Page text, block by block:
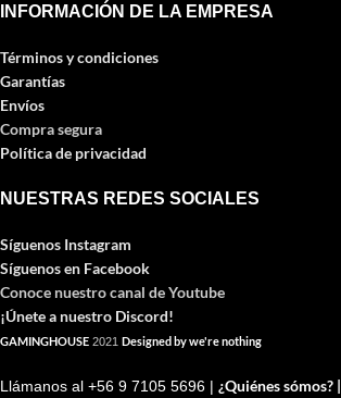
INFORMACIÓN DE LA EMPRESA
Términos y condiciones
Garantías
Envíos
Compra segura
Política de privacidad
NUESTRAS REDES SOCIALES
Síguenos Instagram
Síguenos en Facebook
Conoce nuestro canal de Youtube
¡Únete a nuestro Discord!
GAMINGHOUSE 2021 Designed by we're nothing
Llámanos al +56 9 7105 5696 | ¿Quiénes sómos? |